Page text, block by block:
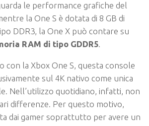
le performance grafiche del
la One S è dotata di 8 GB di
DDR3, la One X può contare su
RAM di tipo GDDR5.
con la Xbox One S, questa console
sul 4K nativo come unica
Nell’utilizzo quotidiano, infatti, non
differenze. Per questo motivo,
dai gamer soprattutto per avere un